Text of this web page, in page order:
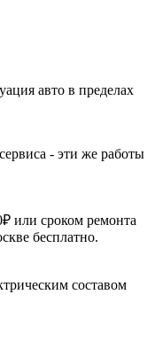
авто в пределах
- эти же работы
или сроком ремонта
бесплатно.
составом